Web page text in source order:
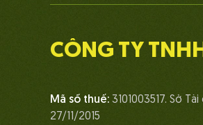
CÔNG TY
Mã số thuế: 3101003517. Sở
27/11/2015